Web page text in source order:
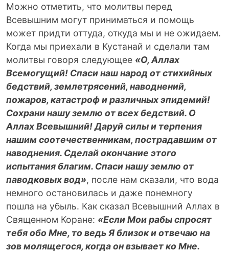
Можно отметить, что молитвы перед
Всевышним могут приниматься и помощь
может придти оттуда, откуда мы и не ожидаем.
Когда мы приехали в Кустанай и сделали там
молитвы говоря следующее «О, Аллах
Всемогущий! Спаси наш народ от стихийных
бедствий, землетрясений, наводнений,
пожаров, катастроф и различных эпидемий!
Сохрани нашу землю от всех бедствий. О
Аллах Всевышний! Даруй силы и терпения
нашим соотечественникам, пострадавшим от
наводнения. Сделай окончание этого
испытания благим. Спаси нашу землю от
паводковых вод», после нам сказали, что вода
немного остановилась и даже понемногу
пошла на убыль. Как сказал Всевышний Аллах в
Священном Коране: «Если Мои рабы спросят
тебя обо Мне, то ведь Я близок и отвечаю на
зов молящегося, когда он взывает ко Мне.